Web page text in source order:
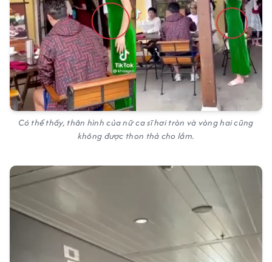
Có thể thấy, thân hình của nữ ca sĩ hơi tròn và vòng hai cũng
không được thon thả cho lắm.